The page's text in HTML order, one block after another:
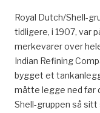
Royal Dutch/Shell-
tidligere, i 1907, var
merkevarer over
Indian Refining
bygget et
måtte legge ned før
Shell-gruppen så